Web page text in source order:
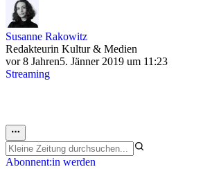
Susanne Rakowitz
Redakteurin Kultur & Medien
vor 8 Jahren5. Jänner 2019 um 11:23
Streaming
Abonnent:in werden